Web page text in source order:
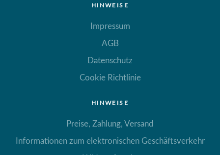
HINWEISE
Impressum
AGB
Datenschutz
Cookie Richtlinie
HINWEISE
Preise, Zahlung, Versand
Informationen zum elektronischen Geschäftsverkehr